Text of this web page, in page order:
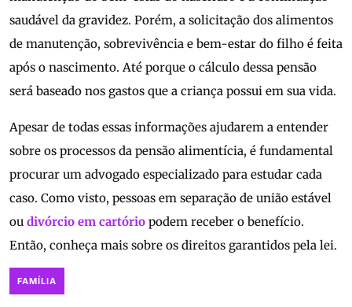
saudável da gravidez. Porém, a solicitação dos alimentos
de manutenção, sobrevivência e bem-estar do filho é feita
após o nascimento. Até porque o cálculo dessa pensão
será baseado nos gastos que a criança possui em sua vida.
Apesar de todas essas informações ajudarem a entender
sobre os processos da pensão alimentícia, é fundamental
procurar um advogado especializado para estudar cada
caso. Como visto, pessoas em separação de união estável
ou divórcio em cartório podem receber o benefício.
Então, conheça mais sobre os direitos garantidos pela lei.
FAMÍLIA